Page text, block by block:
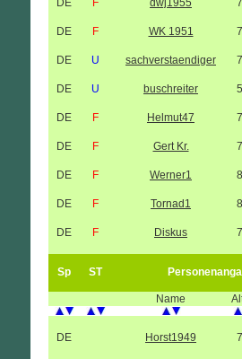
DE F dwj1955
DE F WK 1951
DE U sachverstaendiger
DE U buschreiter
DE F Helmut47
DE F Gert Kr.
DE F Werner1
DE F Tornad1
DE F Diskus
Sp ST
Name
DE Horst1949